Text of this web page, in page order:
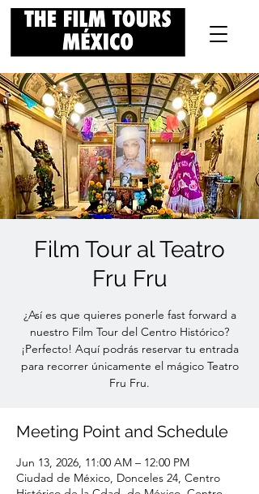
Film Tour al Teatro
Fru Fru
¿Así es que quieres ponerle fast forward a
nuestro Film Tour del Centro Histórico?
¡Perfecto! Aquí podrás reservar tu entrada
para recorrer únicamente el mágico Teatro
Fru Fru.
Meeting Point and Schedule
Jun 13, 2026, 11:00 AM – 12:00 PM
Ciudad de México, Donceles 24, Centro